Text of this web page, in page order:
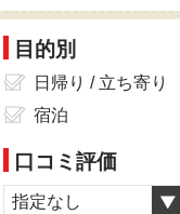
目的別
日帰り / 立ち寄り
宿泊
口コミ評価
指定なし